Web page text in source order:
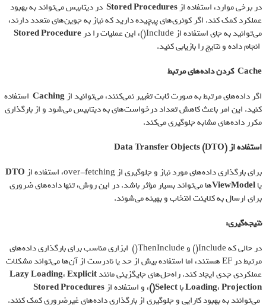
در برخی موارد، استفاده ازStored Proceduresدر دیتابیس می‌تواند به بهبود
عملکرد کمک کند. اگر کوئری‌های پیچیده دارید که نیاز به جوین‌های متعدد دارند،
می‌توانید به جای استفاده از Include()، این عملیات را در
Stored Procedure
انجام داده و نتایج را بازیابی کنید.
Cache کردن داده‌های مرتبط
اگر داده‌های مرتبط به صورت ثابت تغییر نمی‌کنند، می‌توانید ازCachingاستفاده
کنید. این امر باعث کاهش تعداد درخواست‌های به دیتابیس می‌شود و از بارگذاری
مکرر داده‌های مشابه جلوگیری می‌کند.
استفاده ازData Transfer Objects (DTO)
برای بارگذاری داده‌های مورد نیاز و جلوگیری از over-fetching، استفاده از
DTO
یاViewModelها می‌تواند بسیار مؤثر باشد. در این روش، تنها داده‌های ضروری
برای ارسال به کلاینت انتخاب و بهینه می‌شوند.
نتیجه‌گیری:
در حالی که Include() و ThenInclude() ابزاری مناسب برای بارگذاری داده‌های
مرتبط در EF هستند، اما استفاده بیش از حد یا نادرست از آن‌ها می‌تواند مشکلات
عملکردی جدی ایجاد کند. راه‌حل‌های جایگزینی مانند
Lazy Loading،Explicit
Loading،Projection باSelect() ، و استفاده ازStored Procedures
می‌توانند به بهبود کارایی و جلوگیری از بارگذاری داده‌های غیرضروری کمک کنند.